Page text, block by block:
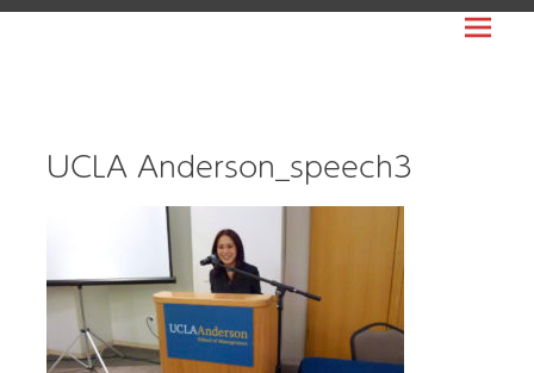
WORLDPEOPLE
人
ネ
ス
の
Menu
UCLA Anderson_speech3